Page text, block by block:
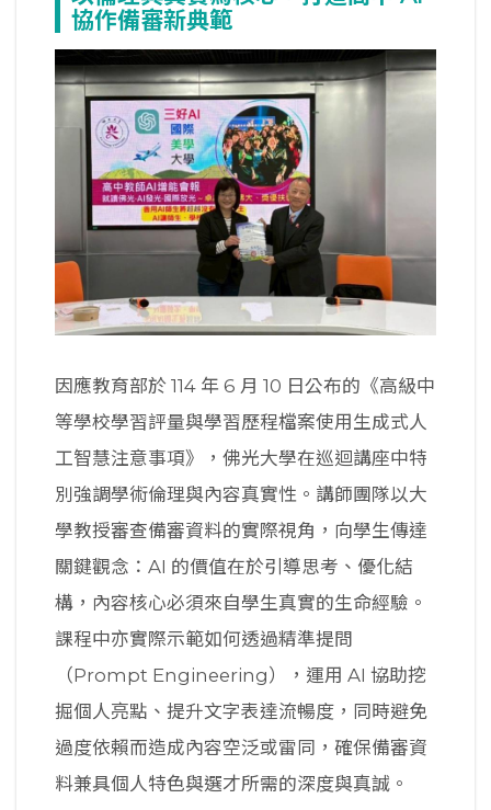
協作備審新典範
因應教育部於 114 年 6 月 10 日公布的《高級中
等學校學習評量與學習歷程檔案使用生成式人
工智慧注意事項》，佛光大學在巡迴講座中特
別強調學術倫理與內容真實性。講師團隊以大
學教授審查備審資料的實際視角，向學生傳達
關鍵觀念：AI 的價值在於引導思考、優化結
構，內容核心必須來自學生真實的生命經驗。
課程中亦實際示範如何透過精準提問
（Prompt Engineering），運用 AI 協助挖
掘個人亮點、提升文字表達流暢度，同時避免
過度依賴而造成內容空泛或雷同，確保備審資
料兼具個人特色與選才所需的深度與真誠。